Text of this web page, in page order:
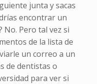
junta y sacas
encontrar un
Pero tal vez si
de la lista de
un correo a un
de dentistas o
para ver si